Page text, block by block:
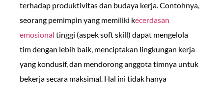
terhadap produktivitas dan budaya kerja. Contohnya,
seorang pemimpin yang memiliki kecerdasan
emosional tinggi (aspek soft skill) dapat mengelola
tim dengan lebih baik, menciptakan lingkungan kerja
yang kondusif, dan mendorong anggota timnya untuk
bekerja secara maksimal. Hal ini tidak hanya